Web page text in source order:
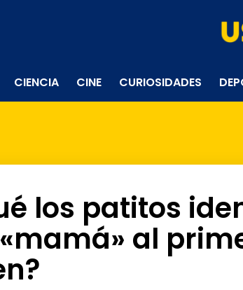
CIENCIA CINE CURIOSIDADES
los patitos
al